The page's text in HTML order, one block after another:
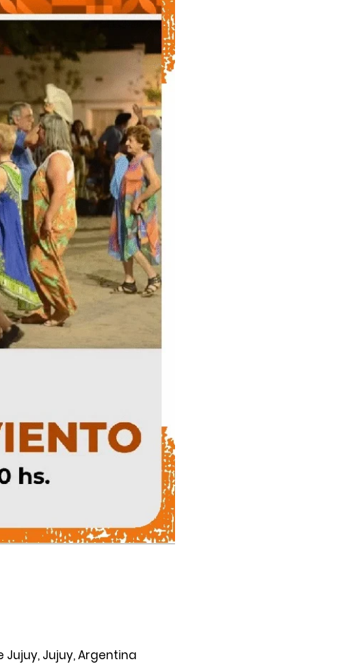
Jujuy, Jujuy, Argentina